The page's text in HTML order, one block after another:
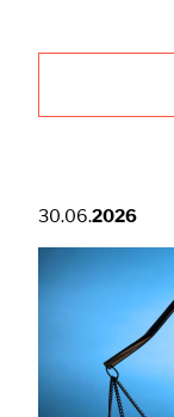
30.06.2026